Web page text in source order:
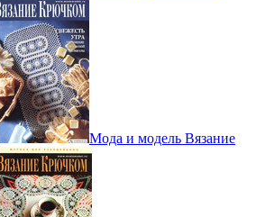
Мода и модель Вязание